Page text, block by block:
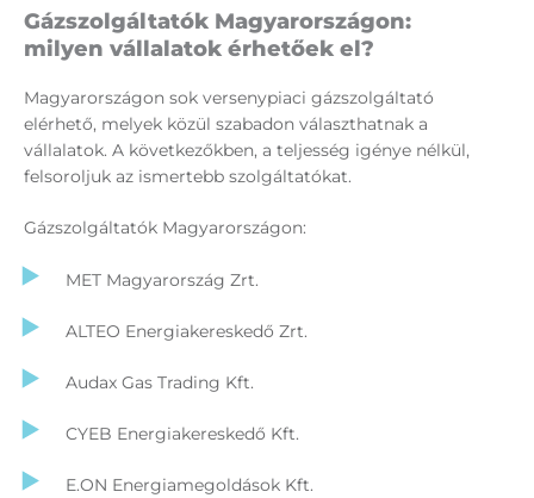
Gázszolgáltatók Magyarországon:
milyen vállalatok érhetőek el?
Magyarországon sok versenypiaci gázszolgáltató
elérhető, melyek közül szabadon választhatnak a
vállalatok. A következőkben, a teljesség igénye nélkül,
felsoroljuk az ismertebb szolgáltatókat.
Gázszolgáltatók Magyarországon:
MET Magyarország Zrt.
ALTEO Energiakereskedő Zrt.
Audax Gas Trading Kft.
CYEB Energiakereskedő Kft.
E.ON Energiamegoldások Kft.